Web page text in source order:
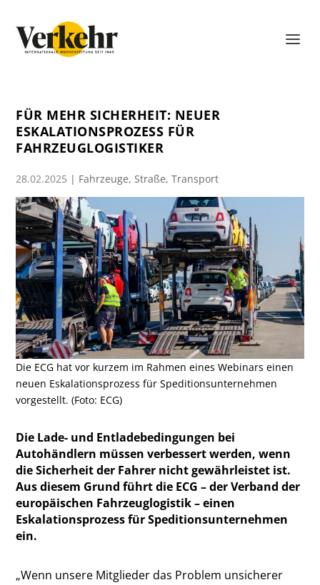
FÜR MEHR SICHERHEIT: NEUER
ESKALATIONSPROZESS FÜR
FAHRZEUGLOGISTIKER
28.02.2025 | Fahrzeuge,Straße,Transport
Die ECG hat vor kurzem im Rahmen eines Webinars einen
neuen Eskalationsprozess für Speditionsunternehmen
vorgestellt. (Foto: ECG)
Die Lade- und Entladebedingungen bei
Autohändlern müssen verbessert werden, wenn
die Sicherheit der Fahrer nicht gewährleistet ist.
Aus diesem Grund führt die ECG – der Verband der
europäischen Fahrzeuglogistik – einen
Eskalationsprozess für Speditionsunternehmen
ein.
„Wenn unsere Mitglieder das Problem unsicherer